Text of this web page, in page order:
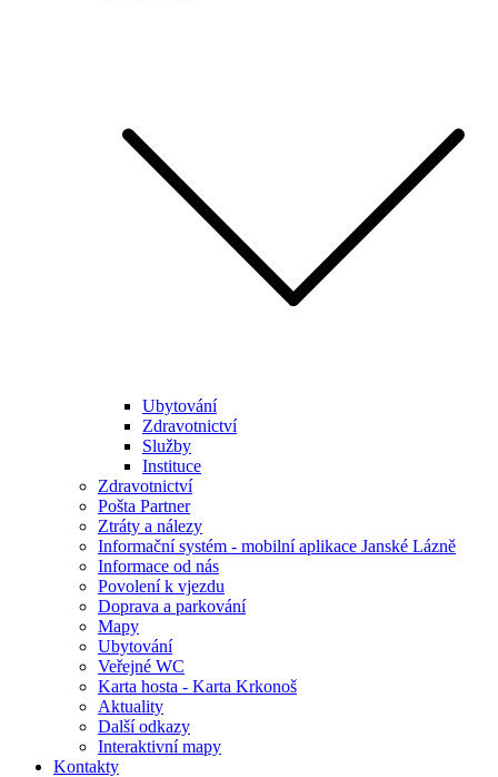
Ubytování
Zdravotnictví
Služby
Instituce
Zdravotnictví
Pošta Partner
Ztráty a nálezy
Informační systém - mobilní aplikace Janské Lázně
Informace od nás
Povolení k vjezdu
Doprava a parkování
Mapy
Ubytování
Veřejné WC
Karta hosta - Karta Krkonoš
Aktuality
Další odkazy
Interaktivní mapy
Kontakty